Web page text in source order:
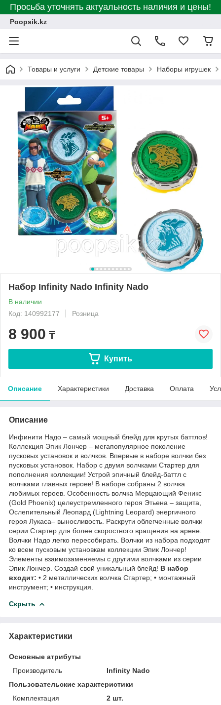
Просьба уточнять актуальность наличия и цены!
Poopsik.kz
Товары и услуги Детские товары Наборы игрушек
Набор Infinity Nado Infinity Nado
В наличии
Код: 140992177
Розница
8 900 ₸
Купить
Описание Характеристики Доставка Оплата
Описание
Инфинити Надо – самый мощный блейд для крутых баттлов!
Коллекция Эпик Лончер – мегапопулярное поколение
пусковых установок и волчков. Впервые в наборе волчки без
пусковых установок. Набор с двумя волчками Стартер для
пополнения коллекции! Устрой эпичный блейд-баттл с
волчками главных героев! В наборе собраны 2 волчка
любимых героев. Особенность волчка Мерцающий Феникс
(Gold Phoenix) целеустремленного героя Этьена – защита,
Ослепительный Леопард (Lightning Leopard) энергичного
героя Лукаса– выносливость. Раскрути облегченные волчки
серии Стартер для более скоростного вращения на арене.
Волчки Надо легко пересобирать. Волчки из набора подходят
ко всем пусковым установкам коллекции Эпик Лончер!
Элементы взаимозаменяемы с другими волчками из серии
Эпик Лончер. Создай свой уникальный блейд! В набор
входит: • 2 металлических волчка Стартер; • монтажный
инструмент; • инструкция.
Скрыть
Характеристики
Основные атрибуты
Производитель
Infinity Nado
Пользовательские характеристики
Комплектация
2 шт.